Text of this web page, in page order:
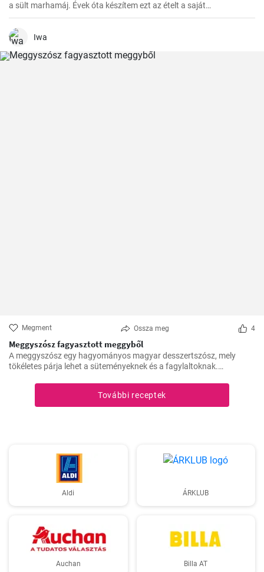
a sült marhamáj. Évek óta készítem ezt az ételt a saját
konyhámban, és az idők során apró módosításokkal
tökéletesítettem. Nagyon örülök, hogy itt megoszthatom veletek.
Iwa
Megment Ossza meg 4
Meggyszósz fagyasztott meggyből
A meggyszósz egy hagyományos magyar desszertszósz, mely
tökéletes párja lehet a süteményeknek és a fagylaltoknak.
finomságot.
További receptek
Aldi ÁRKLUB
Auchan Billa AT